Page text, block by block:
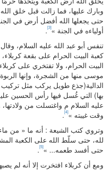
وبارك عليها، فما زالت قبل خلق
حتى يجعلها الله أفضل أرض في
أولياءه في الجنة »[3]
.
تنفس أبو عبد الله عليه السلام،
كعبة البيت الحرام على بقعة
البيت الحرام، ولا تفتخري على
موسى منها من الشجرة، وإنها الربوة
الدالية(جذع طويل يركب مثل
بها) التي غُسل فيها رأس الحسين
عليه السلام م واغتسلت من
وقت غيبته »[4]
.
وتروي كتب الشيعة : أنه ما « من
لله، حتى سلّط الله على الكعبة
حتى أفسد طعمه... »[5]
.
ومع أن كربلاء افتخرت إلا أنه لم